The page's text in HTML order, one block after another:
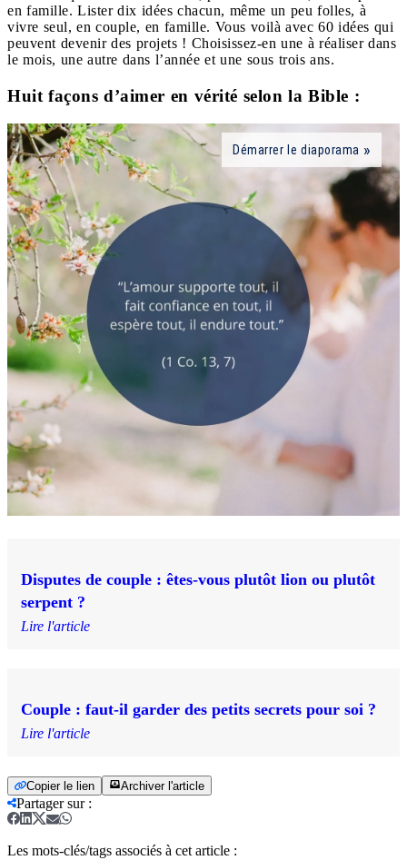
en famille. Lister dix idées chacun, même un peu folles, à
vivre seul, en couple, en famille. Vous voilà avec 60 idées qui
peuvent devenir des projets ! Choisissez-en une à réaliser dans
le mois, une autre dans l’année et une sous trois ans.
Huit façons d’aimer en vérité selon la Bible :
Démarrer le diaporama
Disputes de couple : êtes-vous plutôt lion ou plutôt
serpent ?
Lire l'article
Couple : faut-il garder des petits secrets pour soi ?
Lire l'article
Copier le lien Archiver l'article
Partager sur:
Les mots-clés/tags associés à cet article :